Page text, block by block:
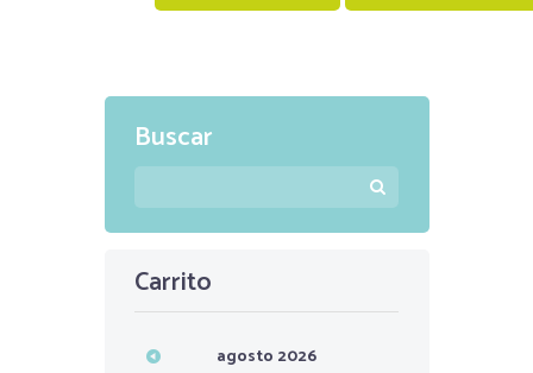
Buscar
Carrito
agosto 2026